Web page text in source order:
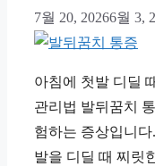
7월 20, 20266월 3,
아침에 첫발 디딜
관리법 발뒤꿈치
험하는 증상입니
발을 디딜 때 찌릿